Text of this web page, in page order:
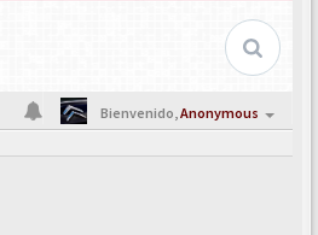
Bienvenido,Anonymous